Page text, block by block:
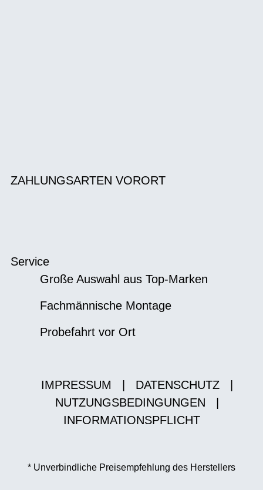
ZAHLUNGSARTEN VORORT
Service
Große Auswahl aus Top-Marken
Fachmännische Montage
Probefahrt vor Ort
IMPRESSUM DATENSCHUTZ
NUTZUNGSBEDINGUNGEN
INFORMATIONSPFLICHT
* Unverbindliche Preisempfehlung des Herstellers